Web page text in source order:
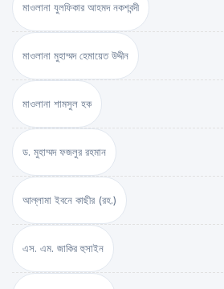
মাওলানা যুলফিকার আহমদ নকশবন্দী
মাওলানা মুহাম্মদ হেমায়েত উদ্দীন
মাওলানা শামসুল হক
ড. মুহাম্মদ ফজলুর রহমান
আল্লামা ইবনে কাছীর (রহ.)
এস. এম. জাকির হুসাইন